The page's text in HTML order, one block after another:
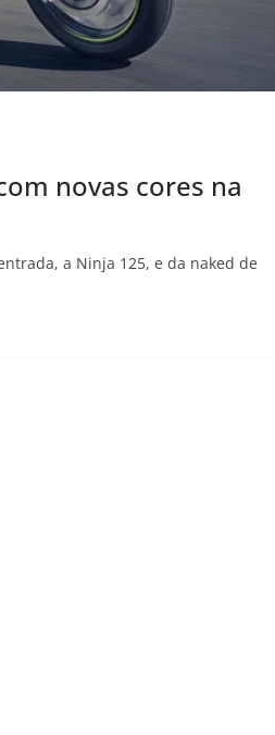
novas cores na
a Ninja 125, e da naked de